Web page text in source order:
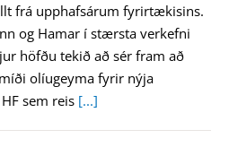
frá upphafsárum fyrirtækisins.
og Hamar í stærsta verkefni
höfðu tekið að sér fram að
olíugeyma fyrir nýja
sem reis [...]